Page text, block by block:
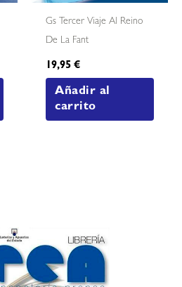
Gs Tercer Viaje Al Reino
De La Fant
19,95€
Añadir al
carrito